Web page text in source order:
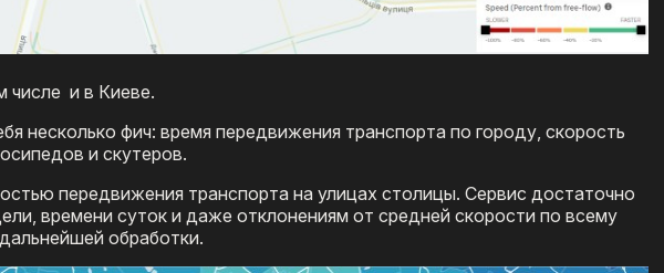
числе и в Киеве.
несколько фич: время передвижения транспорта по городу, скорость
и скутеров.
передвижения транспорта на улицах столицы. Сервис достаточно
времени суток и даже отклонениям от средней скорости по всему
обработки.